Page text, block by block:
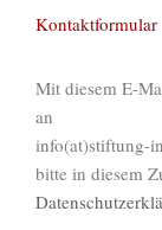
Kontaktformular
Mit diesem E-
an
info(at)stiftung-
bitte in diesem